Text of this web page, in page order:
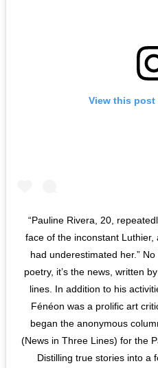
View this post
“Pauline Rivera, 20,
face of the inconstant
had underestimated her.”
poetry, it’s the news, written
lines. In addition to his
Fénéon was a prolific art
began the anonymous
(News in Three Lines) for the
Distilling true stories into a